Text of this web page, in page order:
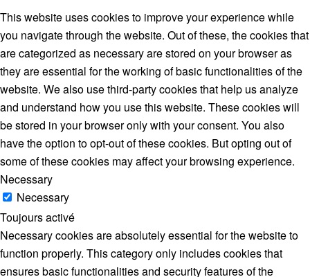
This website uses cookies to improve your experience while
you navigate through the website. Out of these, the cookies that
are categorized as necessary are stored on your browser as
they are essential for the working of basic functionalities of the
website. We also use third-party cookies that help us analyze
and understand how you use this website. These cookies will
be stored in your browser only with your consent. You also
have the option to opt-out of these cookies. But opting out of
some of these cookies may affect your browsing experience.
Necessary
Necessary
Toujours activé
Necessary cookies are absolutely essential for the website to
function properly. This category only includes cookies that
ensures basic functionalities and security features of the